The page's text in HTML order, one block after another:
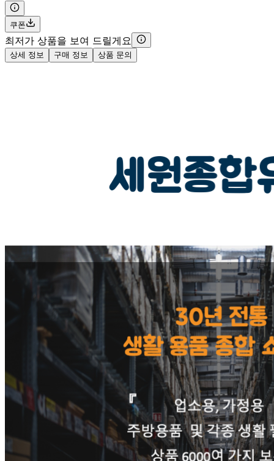
쿠폰
최저가 상품을 보여 드릴게요
상세 정보 구매 정보 상품 문의